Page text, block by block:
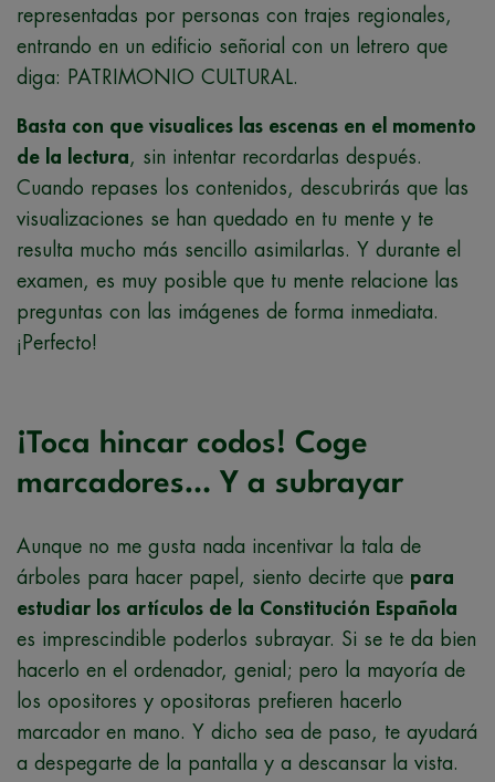
representadas por personas con trajes regionales,
entrando en un edificio señorial con un letrero que
diga: PATRIMONIO CULTURAL.
Basta con que visualices las escenas en el momento
de la lectura, sin intentar recordarlas después.
Cuando repases los contenidos, descubrirás que las
visualizaciones se han quedado en tu mente y te
resulta mucho más sencillo asimilarlas. Y durante el
examen, es muy posible que tu mente relacione las
preguntas con las imágenes de forma inmediata.
¡Perfecto!
¡Toca hincar codos! Coge
marcadores… Y a subrayar
Aunque no me gusta nada incentivar la tala de
árboles para hacer papel, siento decirte que para
estudiar los artículos de la Constitución Española
es imprescindible poderlos subrayar. Si se te da bien
hacerlo en el ordenador, genial; pero la mayoría de
los opositores y opositoras prefieren hacerlo
marcador en mano. Y dicho sea de paso, te ayudará
a despegarte de la pantalla y a descansar la vista.